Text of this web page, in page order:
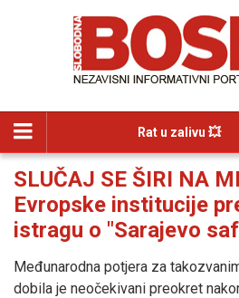
Rat u zalivu 💥
SLUČAJ SE ŠIRI NA
Evropske institucije
istragu o "Sarajevo
Međunarodna potjera za
dobila je neočekivani preokret